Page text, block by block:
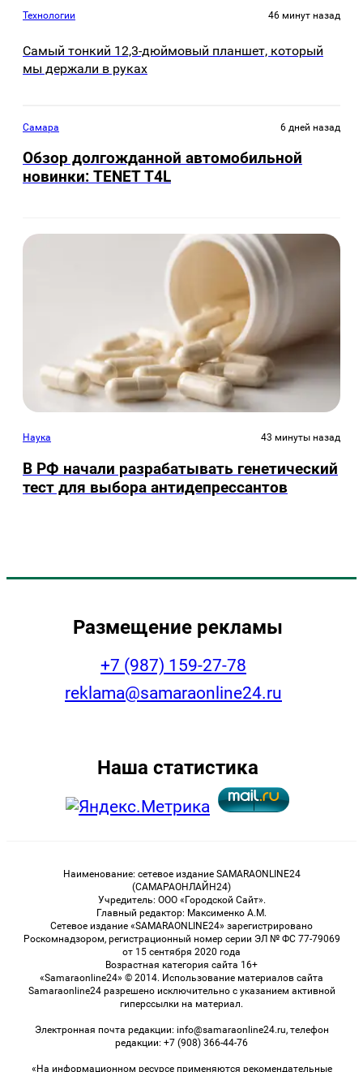
Технологии 46 минут назад
Самый тонкий 12,3-дюймовый планшет, который
мы держали в руках
Самара 6 дней назад
Обзор долгожданной автомобильной
новинки: TENET Т4L
Наука 43 минуты назад
В РФ начали разрабатывать генетический
тест для выбора антидепрессантов
Размещение рекламы
+7 (987) 159-27-78
reklama@samaraonline24.ru
Наша статистика
Наименование: сетевое издание SAMARAONLINE24
(САМАРАОНЛАЙН24)
Учредитель: ООО «Городской Сайт».
Главный редактор: Максименко А.М.
Сетевое издание «SAMARAONLINE24» зарегистрировано
Роскомнадзором, регистрационный номер серии ЭЛ № ФС 77-79069
от 15 сентября 2020 года
Возрастная категория сайта 16+
«Samaraonline24» © 2014. Использование материалов сайта
Samaraonline24 разрешено исключительно с указанием активной
гиперссылки на материал.
Электронная почта редакции: info@samaraonline24.ru, телефон
редакции: +7 (908) 366-44-76
«На информационном ресурсе применяются рекомендательные